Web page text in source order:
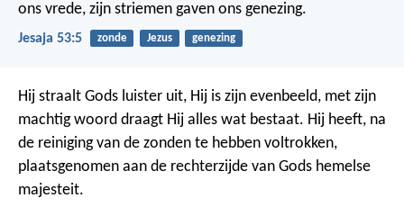
ons vrede, zijn striemen gaven ons genezing.
Jesaja 53:5 zonde Jezus genezing
Hij straalt Gods luister uit, Hij is zijn evenbeeld, met zijn
machtig woord draagt Hij alles wat bestaat. Hij heeft, na
de reiniging van de zonden te hebben voltrokken,
plaatsgenomen aan de rechterzijde van Gods hemelse
majesteit.